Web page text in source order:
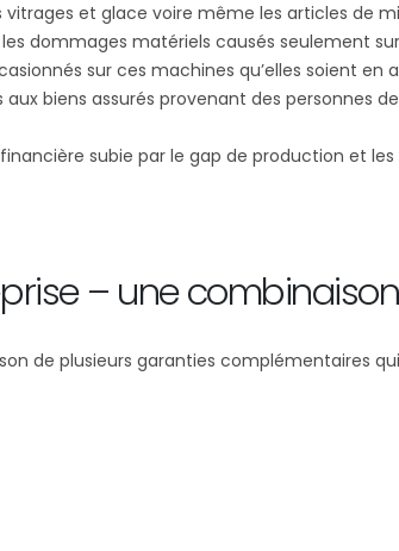
et glace voire même les articles de
dommages matériels causés seulement
sur ces machines qu’elles soient
biens assurés provenant des personnes
subie par le gap de production et
– une
de plusieurs garanties complémentaires